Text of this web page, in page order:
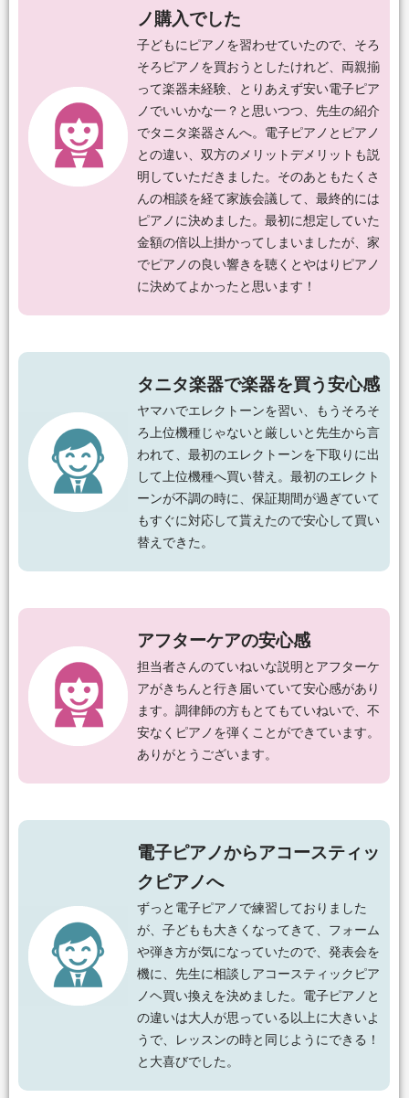
ノ購入でした
子どもにピアノを習わせていたので、そろ
そろピアノを買おうとしたけれど、両親揃
って楽器未経験、とりあえず安い電子ピア
ノでいいかな一？と思いつつ、先生の紹介
でタニタ楽器さんへ。電子ピアノとピアノ
との違い、双方のメリットデメリットも説
明していただきました。そのあともたくさ
んの相談を経て家族会議して、最終的には
ピアノに決めました。最初に想定していた
金額の倍以上掛かってしまいましたが、家
でピアノの良い響きを聴くとやはりピアノ
に決めてよかったと思います！
タニタ楽器で楽器を買う安心感
ヤマハでエレクトーンを習い、もうそろそ
ろ上位機種じゃないと厳しいと先生から言
われて、最初のエレクトーンを下取りに出
して上位機種へ買い替え。最初のエレクト
ーンが不調の時に、保証期間が過ぎていて
もすぐに対応して貰えたので安心して買い
替えできた。
アフターケアの安心感
担当者さんのていねいな説明とアフターケ
アがきちんと行き届いていて安心感があり
ます。調律師の方もとてもていねいで、不
安なくピアノを弾くことができています。
ありがとうございます。
電子ピアノからアコースティッ
クピアノへ
ずっと電子ピアノで練習しておりました
が、子どもも大きくなってきて、フォーム
や弾き方が気になっていたので、発表会を
機に、先生に相談しアコースティックピア
ノヘ買い換えを決めました。電子ピアノと
の違いは大人が思っている以上に大きいよ
うで、レッスンの時と同じようにできる！
と大喜びでした。